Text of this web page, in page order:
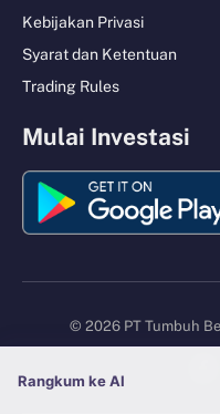
Kebijakan Privasi
Syarat dan Ketentuan
Trading Rules
Mulai Investasi
© 2026 PT Tumbuh
Rangkum ke AI